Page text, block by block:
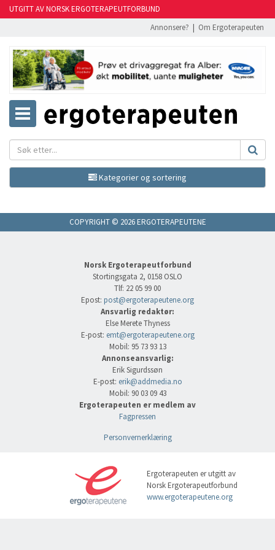
UTGITT AV NORSK ERGOTERAPEUTFORBUND
Annonsere? | Om Ergoterapeuten
Kategorier og sortering
COPYRIGHT © 2026 ERGOTERAPEUTENE
Norsk Ergoterapeutforbund
Stortingsgata 2, 0158 OSLO
Tlf: 22 05 99 00
Epost: post@ergoterapeutene.org
Ansvarlig redaktør:
Else Merete Thyness
E-post: emt@ergoterapeutene.org
Mobil: 95 73 93 13
Annonseansvarlig:
Erik Sigurdssøn
E-post: erik@addmedia.no
Mobil: 90 03 09 43
Ergoterapeuten er medlem av
Fagpressen
Personvernerklæring
Ergoterapeuten er utgitt av
Norsk Ergoterapeutforbund
www.ergoterapeutene.org